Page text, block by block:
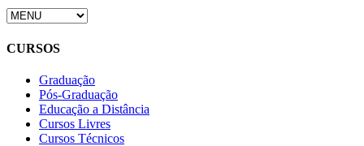
CURSOS
Graduação
Pós-Graduação
Educação a Distância
Cursos Livres
Cursos Técnicos